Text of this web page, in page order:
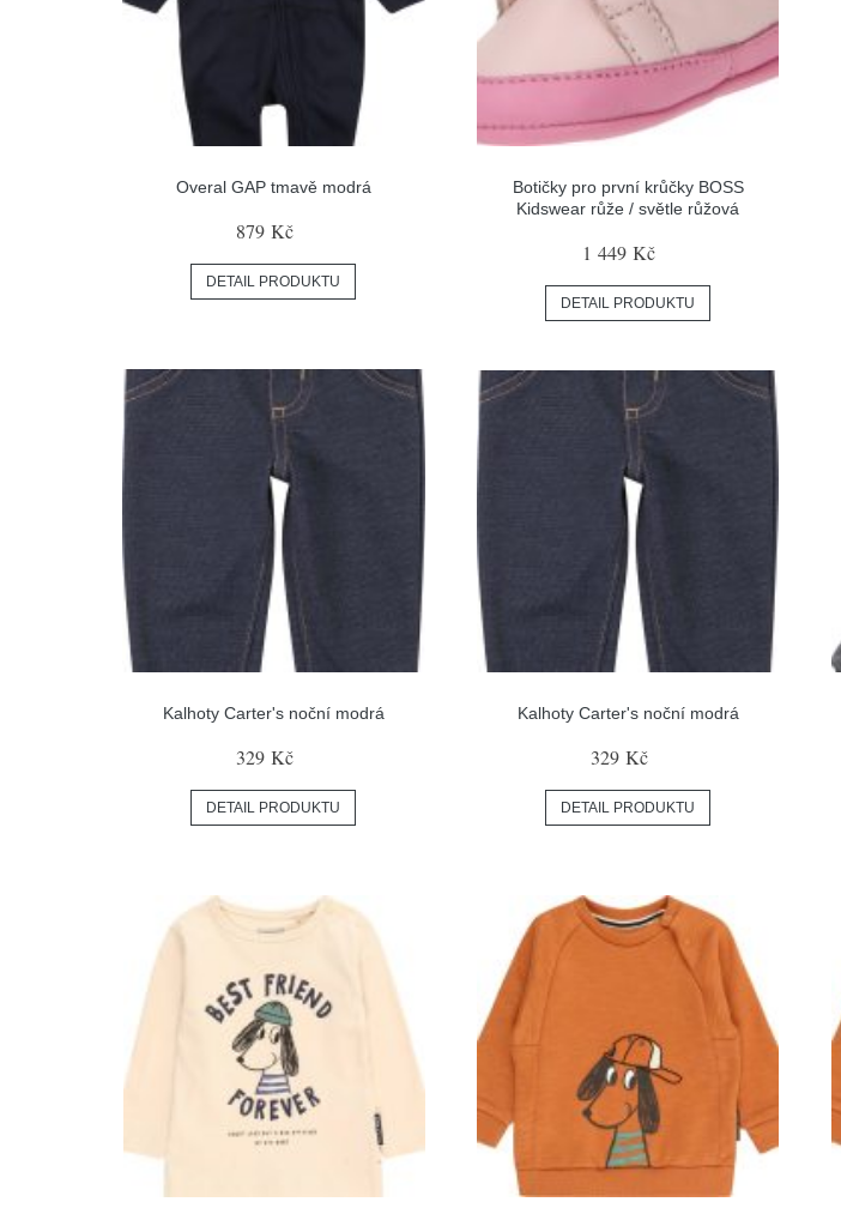
Overal GAP tmavě modrá
879 Kč
DETAIL PRODUKTU
Botičky pro první krůčky BOSS
Kidswear růže / světle růžová
1 449 Kč
DETAIL PRODUKTU
Kalhoty Carter's noční modrá
329 Kč
DETAIL PRODUKTU
Kalhoty Carter's noční modrá
329 Kč
DETAIL PRODUKTU